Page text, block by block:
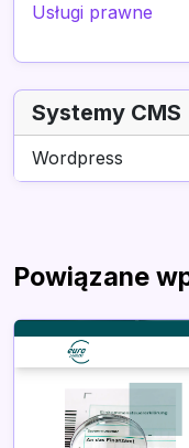
Usługi prawne
Systemy CMS
Wordpress
Powiązane